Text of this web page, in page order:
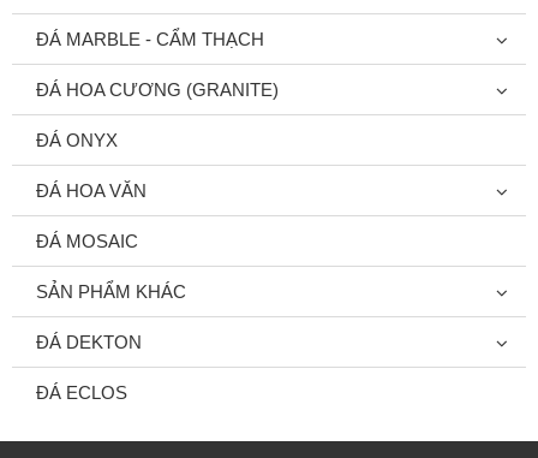
ĐÁ MARBLE - CẨM THẠCH
ĐÁ HOA CƯƠNG (GRANITE)
ĐÁ ONYX
ĐÁ HOA VĂN
ĐÁ MOSAIC
SẢN PHẨM KHÁC
ĐÁ DEKTON
ĐÁ ECLOS